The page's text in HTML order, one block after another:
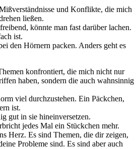
und Konflikte, die mich
ließen.
könnte man fast darüber lachen.
ist.
den Hörnern packen. Anders geht es
konfrontiert, die mich nicht nur
haben, sondern die auch wahnsinnig
viel durchzustehen. Ein Päckchen,
ist.
gut in sie hineinversetzen.
jedes Mal ein Stückchen mehr.
Herz. Es sind Themen, die dir zeigen,
Probleme sind. Es sind aber auch